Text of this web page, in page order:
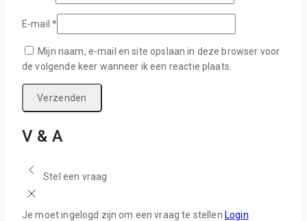
E-mail*
Mijn naam, e-mail en site opslaan in deze browser voor
de volgende keer wanneer ik een reactie plaats.
V & A
Stel een vraag
Je moet ingelogd zijn om een vraag te stellen Login